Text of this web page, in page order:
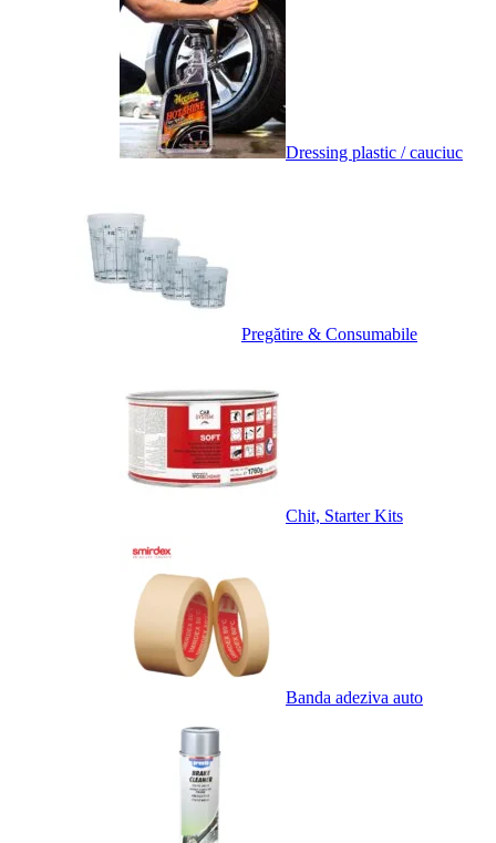
Dressing plastic / cauciuc
Pregătire & Consumabile
Chit, Starter Kits
Banda adeziva auto